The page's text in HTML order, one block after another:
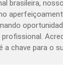
brasileira,
profissional.
a chave para o